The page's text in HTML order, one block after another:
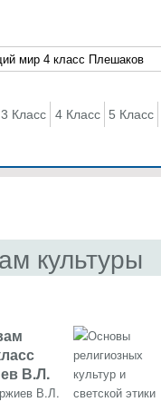
3 Класс 4 Класс 5 Класс
культуры
В.Л.
В.Л.